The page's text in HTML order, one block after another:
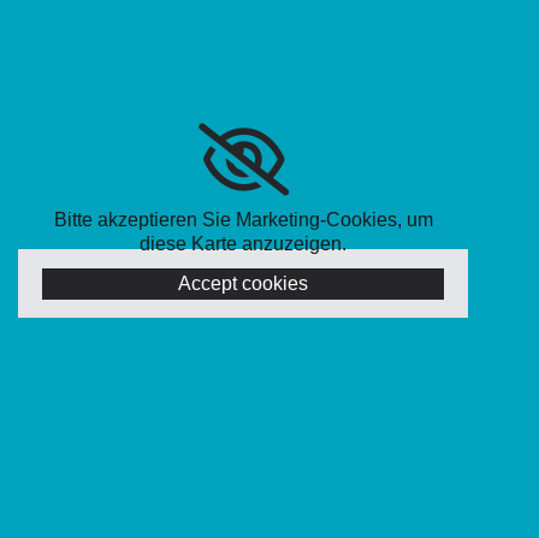
Bitte akzeptieren Sie Marketing-Cookies, um
diese Karte anzuzeigen.
Accept cookies